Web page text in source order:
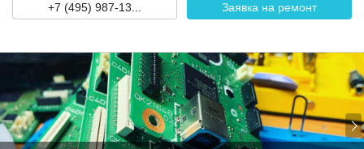
+7 (495) 987-13... Заявка на ремонт